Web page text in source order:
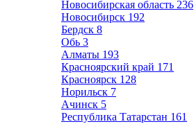
Новосибирская область 236
Новосибирск 192
Бердск 8
Обь 3
Алматы 193
Красноярский край 171
Красноярск 128
Норильск 7
Ачинск 5
Республика Татарстан 161